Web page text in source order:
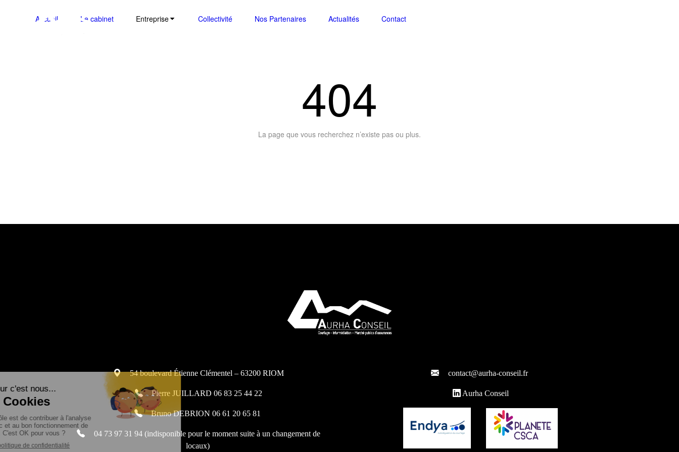
Accueil Le cabinet Entreprise Collectivité Nos Partenaires Actualités Contact
404
La page que vous recherchez n’existe pas ou plus.
54 boulevard Étienne Clémentel – 63200 RIOM
Pierre JUILLARD 06 83 25 44 22
Bruno DEBRION 06 61 20 65 81
04 73 97 31 94 (indisponible pour le moment suite à un changement de
locaux)
contact@aurha-conseil.fr
Aurha Conseil